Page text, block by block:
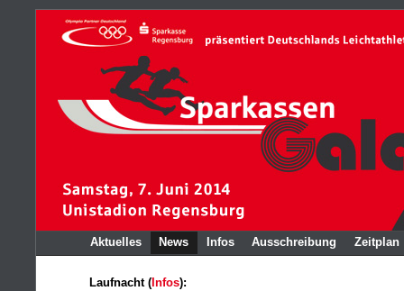
Aktuelles News Infos Ausschreibung Zeitplan
Laufnacht (Infos):